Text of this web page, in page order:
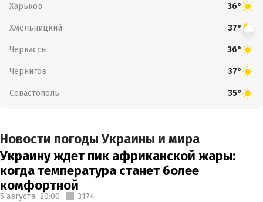
Харьков 36°
Хмельницкий 37°
Черкассы 36°
Чернигов 37°
Севастополь 35°
Новости погоды Украины и мира
Украину ждет пик африканской жары:
когда температура станет более
комфортной
5 августа, 20:00 3174